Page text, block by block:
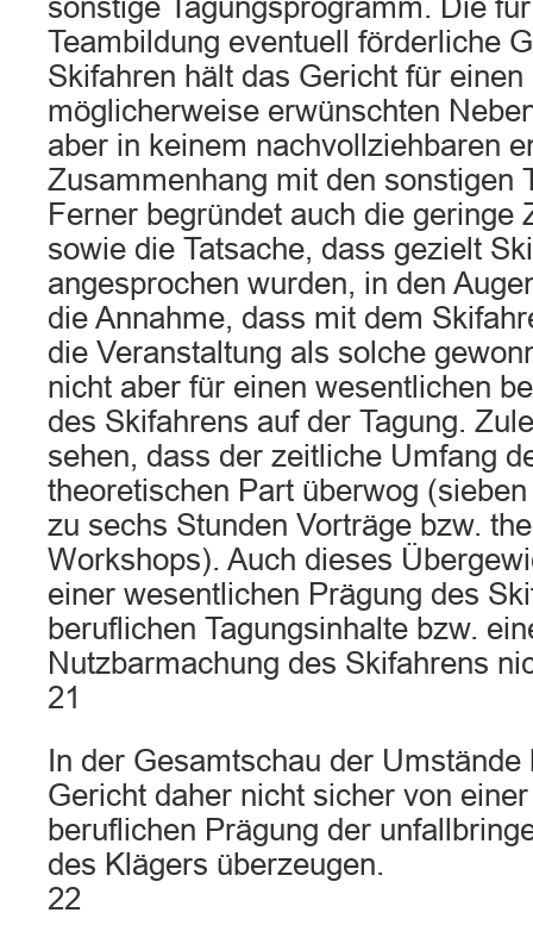
sonstige Tagungsprogramm. Die
Teambildung eventuell förderliche
Skifahren hält das Gericht für
möglicherweise erwünschten
aber in keinem nachvollziehbaren
Zusammenhang mit den sonstigen
Ferner begründet auch die geringe
sowie die Tatsache, dass gezielt
angesprochen wurden, in den
die Annahme, dass mit dem
die Veranstaltung als solche
nicht aber für einen wesentlichen
des Skifahrens auf der Tagung.
sehen, dass der zeitliche Umfang
theoretischen Part überwog
zu sechs Stunden Vorträge bzw.
Workshops). Auch dieses
einer wesentlichen Prägung des
beruflichen Tagungsinhalte bzw.
Nutzbarmachung des Skifahrens
21
In der Gesamtschau der
Gericht daher nicht sicher von
beruflichen Prägung der
des Klägers überzeugen.
22